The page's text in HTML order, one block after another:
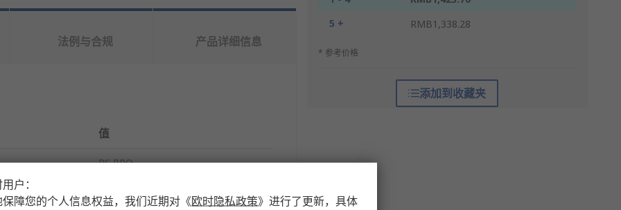
5 +
RMB1,338.28
* 参考价格
添加到收藏夹
法例与合规 产品详细信息
值
RS PRO
户：
障您的个人信息权益，我们近期对 《欧时隐私政策》 进行了更新，具体